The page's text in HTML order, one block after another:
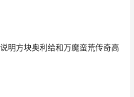
明方块奥利给和万魔蛮荒传奇高